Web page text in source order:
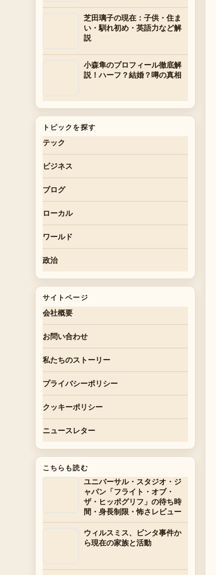
芝田璃子の現在：子供・住ま
い・馴れ初め・英語力など解
説
小森隼のプロフィール徹底解
説！ハーフ？結婚？噂の真相
トピックを探す
テック
ビジネス
ブログ
ローカル
ワールド
政治
サイトページ
会社概要
お問い合わせ
私たちのストーリー
プライバシーポリシー
クッキーポリシー
ニュースレター
こちらも読む
ユニバーサル・スタジオ・ジ
ャパン「フライト・オブ・
ザ・ヒッポグリフ」の待ち時
間・身長制限・怖さレビュー
ウィルスミス、ビンタ事件か
ら現在の家族と活動